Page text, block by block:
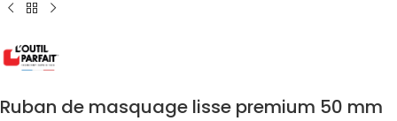
Ruban de masquage lisse premium 50 mm